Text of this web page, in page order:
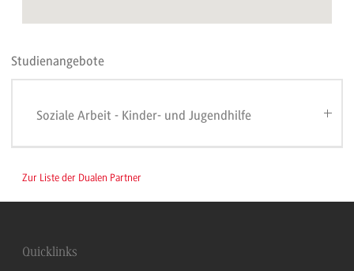
Studienangebote
Soziale Arbeit - Kinder- und Jugendhilfe
Zur Liste der Dualen Partner
Quicklinks